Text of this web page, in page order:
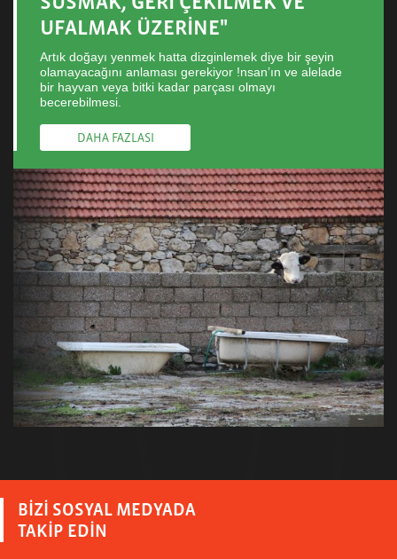
UFALMAK ÜZERİNE"
Artık doğayı yenmek hatta dizginlemek diye bir şeyin
olamayacağını anlaması gerekiyor !nsan’ın ve alelade
bir hayvan veya bitki kadar parçası olmayı
becerebilmesi.
DAHA FAZLASI
BİZİ SOSYAL MEDYADA
TAKİP EDİN